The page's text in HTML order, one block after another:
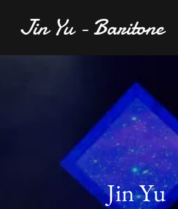
Jin Yu - Baritone
Jin Yu